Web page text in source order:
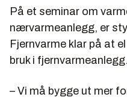
På et seminar om
nærvarmeanlegg, er
Fjernvarme klar på at
bruk i fjernvarmeanlegg.
– Vi må bygge ut mer